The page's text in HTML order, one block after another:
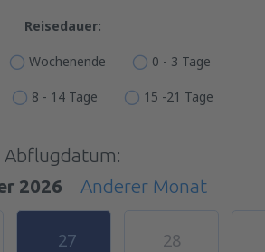
Reisedauer:
Wochenende 0 - 3 Tage
8 - 14 Tage 15 -21 Tage
Abflugdatum:
2026
Anderer Monat
27 28